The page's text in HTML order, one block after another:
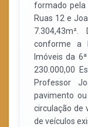
formado pela
Ruas 12 e
conforme a
Imóveis da
230.000,00
Professor
pavimento
circulação de
de veículos